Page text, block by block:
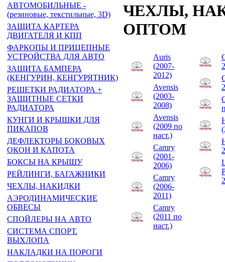
АВТОМОБИЛЬНЫЕ -
(резиновые, текстильные, 3D)
ЗАЩИТА КАРТЕРА
ДВИГАТЕЛЯ И КПП
ФАРКОПЫ И ПРИЦЕПНЫЕ
УСТРОЙСТВА ДЛЯ АВТО
ЗАЩИТА БАМПЕРА
(КЕНГУРИН, КЕНГУРЯТНИК)
РЕШЕТКИ РАДИАТОРА +
ЗАЩИТНЫЕ СЕТКИ
РАДИАТОРА
КУНГИ И КРЫШКИ ДЛЯ
ПИКАПОВ
ДЕФЛЕКТОРЫ БОКОВЫХ
ОКОН И КАПОТА
БОКСЫ НА КРЫШУ
РЕЙЛИНГИ, БАГАЖНИКИ
ЧЕХЛЫ, НАКИДКИ
АЭРОДИНАМИЧЕСКИЕ
ОБВЕСЫ
СПОЙЛЕРЫ НА АВТО
СИСТЕМА СПОРТ.
ВЫХЛОПА
НАКЛАДКИ НА ПОРОГИ
ЧЕХЛЫ,
ОПТОМ
Auris
(2007-
2012)
Avensis
(2003-
2008)
Avensis
(2009 по
наст.)
Camry
(2001-
2006)
Camry
(2006-
2011)
Camry
(2011 по
наст.)